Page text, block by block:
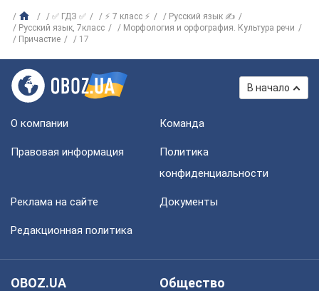
✅ ГДЗ ✅ ⚡ 7 класс ⚡
Русский язык ✍
Русский язык, 7класс
Морфология и орфография. Культура речи
Причастие
17
В начало
О компании Команда
Правовая информация
Политика
конфиденциальности
Реклама на сайте Документы
Редакционная политика
OBOZ.UA
Общество